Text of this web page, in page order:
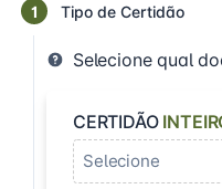
1 Tipo de Certidão
Selecione qual
CERTIDÃO
Selecione